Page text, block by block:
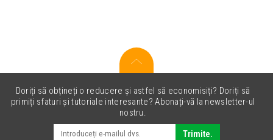
Doriți să obțineți o reducere și astfel să economisiți? Doriți să
primiți sfaturi și tutoriale interesante? Abonați-vă la newsletter-ul
nostru.
Trimite.